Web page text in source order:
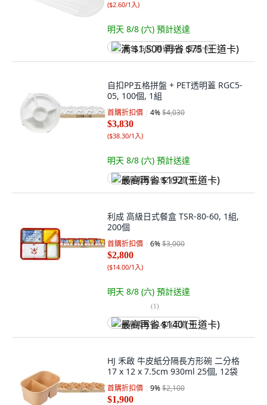
($2.60/1入)
明天 8/8 (六) 預計送達
满 $1,500 再省 $75 (王道卡)
自扣PP五格拼盤 + PET透明蓋 RGC5-
05, 100個, 1組
首購折扣價 4%$4,030
$3,830
($38.30/1入)
明天 8/8 (六) 預計送達
最高再省 $192 (王道卡)
利成 高級日式餐盒 TSR-80-60, 1組,
200個
首購折扣價 6%$3,000
$2,800
($14.00/1入)
明天 8/8 (六) 預計送達
(1)
最高再省 $140 (王道卡)
HJ 禾啟 牛皮紙分隔長方形碗 二分格
17 x 12 x 7.5cm 930ml 25個, 12袋
首購折扣價 9%$2,100
$1,900